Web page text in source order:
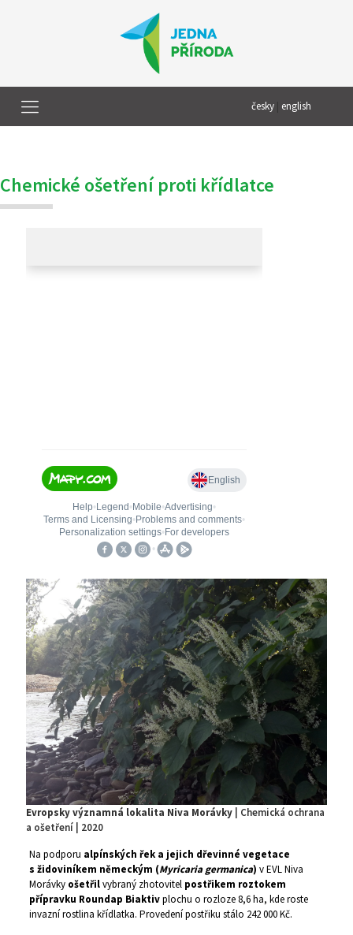
česky english
Chemické ošetření proti křídlatce
Evropsky významná lokalita Niva Morávky | Chemická ochrana
a ošetření | 2020
Na podporu alpínských řek a jejich dřevinné vegetace
s židoviníkem německým (Myricaria germanica) v EVL Niva
Morávky ošetřilvybraný zhotovitelpostřikem roztokem
přípravku Roundap Biaktivplochu o rozloze 8,6 ha, kde roste
invazní rostlina křídlatka. Provedení postřiku stálo 242 000 Kč.